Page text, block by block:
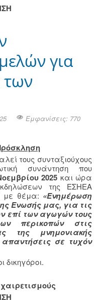
για
των
Εμφανίσεις: 770
τους συνταξιούχους
συνάντηση που
2025 και ώρα
της ΕΣΗΕΑ
με θέμα: «Ενημέρωση
Ενωσής μας, για τις
επί των αγωγών τους
περικοπών στις
της μνημονιακής
σε τυχόν